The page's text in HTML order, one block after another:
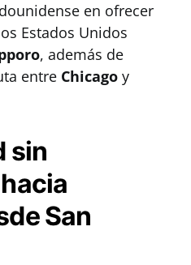
en ofrecer
Estados Unidos
, además de
entre Chicago y
sin
San